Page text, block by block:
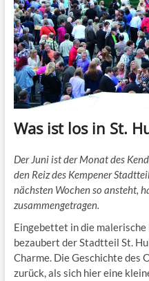
Was ist los in St.
Der Juni ist der Monat des
den Reiz des Kempener
nächsten Wochen so ansteht,
zusammengetragen.
Eingebettet in die
bezaubert der Stadtteil St.
Charme. Die Geschichte
zurück, als sich hier eine